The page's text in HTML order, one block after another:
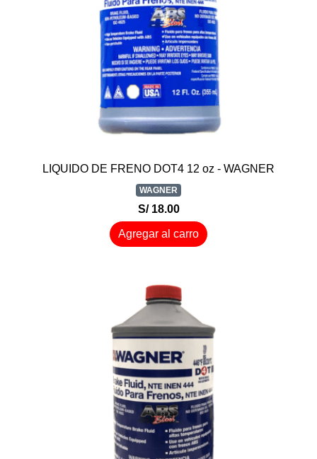
LIQUIDO DE FRENO DOT4 12 oz - WAGNER
WAGNER
S/ 18.00
Agregar al carro